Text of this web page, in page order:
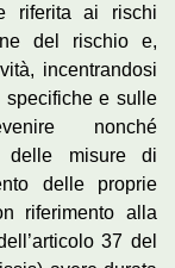
riferita ai rischi
del rischio e,
incentrandosi
e sulle
nonché
delle misure di
delle proprie
riferimento alla
37 del